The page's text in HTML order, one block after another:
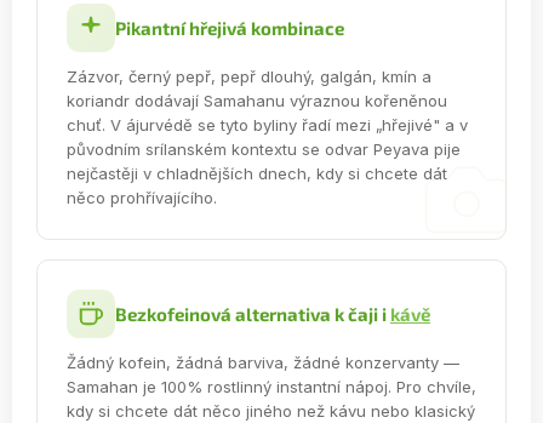
Pikantní hřejivá kombinace
Zázvor, černý pepř, pepř dlouhý, galgán, kmín a
koriandr dodávají Samahanu výraznou kořeněnou
chuť. V ájurvédě se tyto byliny řadí mezi „hřejivé" a v
původním srílanském kontextu se odvar Peyava pije
nejčastěji v chladnějších dnech, kdy si chcete dát
něco prohřívajícího.
Bezkofeinová alternativa k čaji i kávě
Žádný kofein, žádná barviva, žádné konzervanty —
Samahan je 100% rostlinný instantní nápoj. Pro chvíle,
kdy si chcete dát něco jiného než kávu nebo klasický